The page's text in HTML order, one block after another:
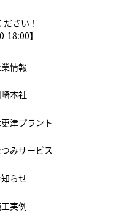
さい！
18:00】
情報
本社
津プラント
みサービス
らせ
実例